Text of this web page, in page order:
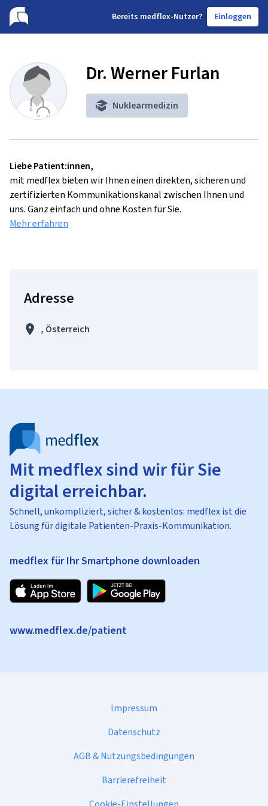
Bereits medflex-Nutzer? Einloggen
Dr. Werner Furlan
Nuklearmedizin
Liebe Patient:innen,
mit medflex bieten wir Ihnen einen direkten, sicheren und
zertifizierten Kommunikationskanal zwischen Ihnen und
uns. Ganz einfach und ohne Kosten für Sie.
Mehr erfahren
Adresse
, Österreich
Mit medflex sind wir für Sie
digital erreichbar.
Schnell, unkompliziert, sicher & kostenlos: medflex ist die
Lösung für digitale Patienten-Praxis-Kommunikation.
medflex für Ihr Smartphone downloaden
www.medflex.de/patient
Impressum
Datenschutz
AGB & Nutzungsbedingungen
Barrierefreiheit